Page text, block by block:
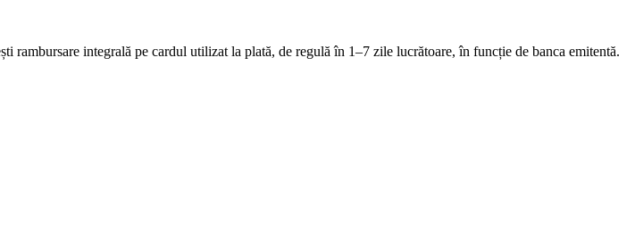
rambursare integrală pe cardul utilizat la plată, de regulă în 1–7 zile lucrătoare, în funcție de banca emitentă.